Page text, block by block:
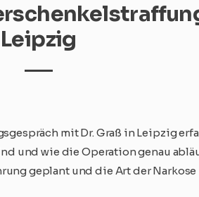
Leipzig
mit Dr. Graß in Leipzig
und wie die Operation genau
geplant und die Art der Narkose